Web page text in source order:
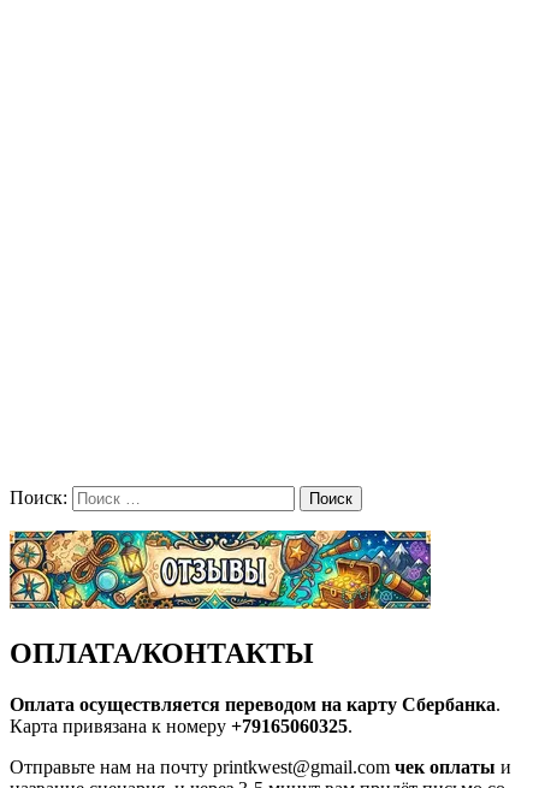
Поиск: Поиск
ОПЛАТА/КОНТАКТЫ
Оплата осуществляется переводом на карту Сбербанка.
Карта привязана к номеру +79165060325.
Отправьте нам на почту printkwest@gmail.com чек оплаты и